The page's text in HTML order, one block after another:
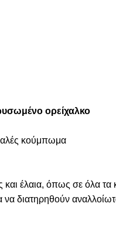
ορείχαλκο
κούμπωμα
έλαια, όπως σε όλα
να διατηρηθούν